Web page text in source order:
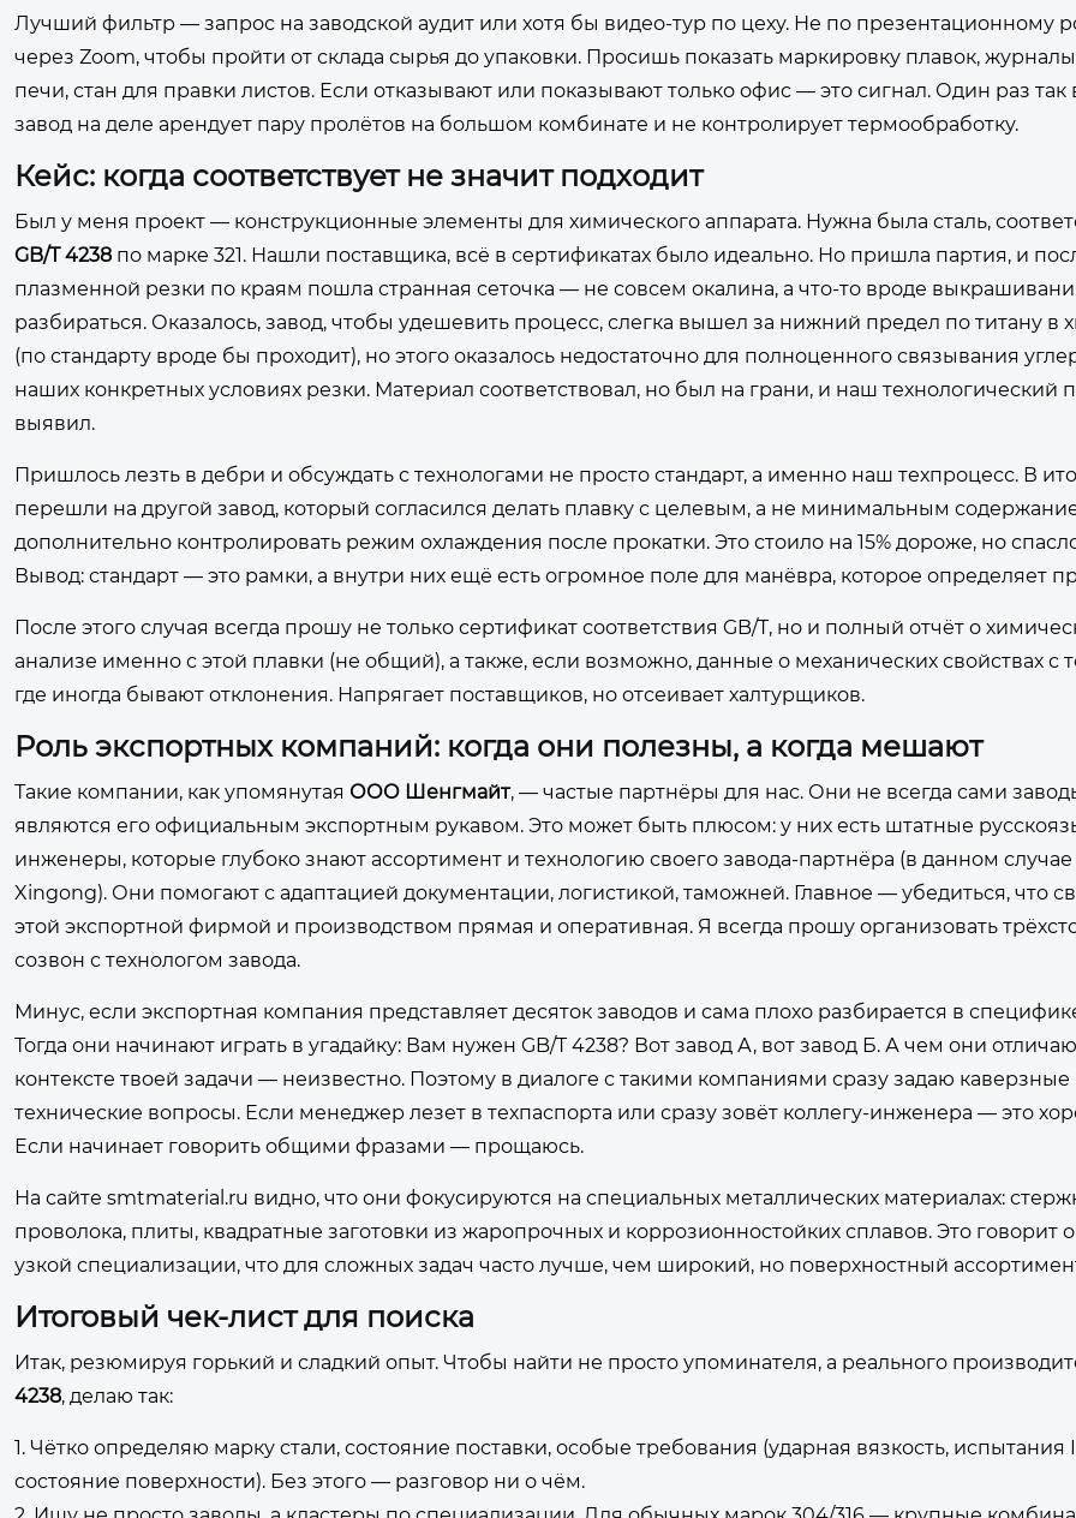
Лучший фильтр — запрос на заводской аудит или хотя бы видео-тур по цеху. Не по презентационному
через Zoom, чтобы пройти от склада сырья до упаковки. Просишь показать маркировку плавок,
печи, стан для правки листов. Если отказывают или показывают только офис — это сигнал. Один раз так
завод на деле арендует пару пролётов на большом комбинате и не контролирует термообработку.
Кейс: когда соответствует не значит подходит
Был у меня проект — конструкционные элементы для химического аппарата. Нужна была сталь,
GB/T 4238 по марке 321. Нашли поставщика, всё в сертификатах было идеально. Но пришла партия, и
плазменной резки по краям пошла странная сеточка — не совсем окалина, а что-то вроде
разбираться. Оказалось, завод, чтобы удешевить процесс, слегка вышел за нижний предел по титану в
(по стандарту вроде бы проходит), но этого оказалось недостаточно для полноценного связывания
наших конкретных условиях резки. Материал соответствовал, но был на грани, и наш технологический
выявил.
Пришлось лезть в дебри и обсуждать с технологами не просто стандарт, а именно наш техпроцесс. В
перешли на другой завод, который согласился делать плавку с целевым, а не минимальным
дополнительно контролировать режим охлаждения после прокатки. Это стоило на 15% дороже, но
Вывод: стандарт — это рамки, а внутри них ещё есть огромное поле для манёвра, которое определяет
После этого случая всегда прошу не только сертификат соответствия GB/T, но и полный отчёт о
анализе именно с этой плавки (не общий), а также, если возможно, данные о механических свойствах с
где иногда бывают отклонения. Напрягает поставщиков, но отсеивает халтурщиков.
Роль экспортных компаний: когда они полезны, а когда мешают
Такие компании, как упомянутая ООО Шенгмайт, — частые партнёры для нас. Они не всегда сами
являются его официальным экспортным рукавом. Это может быть плюсом: у них есть штатные
инженеры, которые глубоко знают ассортимент и технологию своего завода-партнёра (в данном
Xingong). Они помогают с адаптацией документации, логистикой, таможней. Главное — убедиться, что
этой экспортной фирмой и производством прямая и оперативная. Я всегда прошу организовать
созвон с технологом завода.
Минус, если экспортная компания представляет десяток заводов и сама плохо разбирается в
Тогда они начинают играть в угадайку: Вам нужен GB/T 4238? Вот завод А, вот завод Б. А чем они
контексте твоей задачи — неизвестно. Поэтому в диалоге с такими компаниями сразу задаю каверзные
технические вопросы. Если менеджер лезет в техпаспорта или сразу зовёт коллегу-инженера — это
Если начинает говорить общими фразами — прощаюсь.
На сайте smtmaterial.ru видно, что они фокусируются на специальных металлических материалах:
проволока, плиты, квадратные заготовки из жаропрочных и коррозионностойких сплавов. Это говорит
узкой специализации, что для сложных задач часто лучше, чем широкий, но поверхностный
Итоговый чек-лист для поиска
Итак, резюмируя горький и сладкий опыт. Чтобы найти не просто упоминателя, а реального
4238, делаю так:
1. Чётко определяю марку стали, состояние поставки, особые требования (ударная вязкость, испытания
состояние поверхности). Без этого — разговор ни о чём.